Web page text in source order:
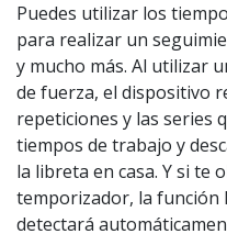
Puedes utilizar los
para realizar un
y mucho más. Al utilizar
de fuerza, el dispositivo
repeticiones y las series
tiempos de trabajo y
la libreta en casa. Y si te
temporizador, la función
detectará